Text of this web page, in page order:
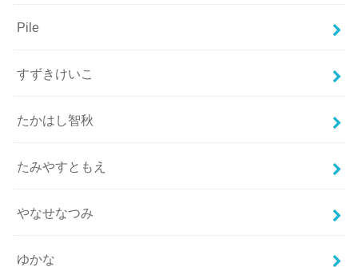
Pile
すずきけいこ
たかはし智秋
たみやすともえ
やなせなつみ
ゆかな